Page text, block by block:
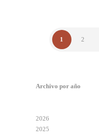
1 2
Archivo por año
2026
2025